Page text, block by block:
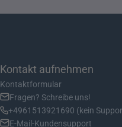
Kontakt aufnehmen
Kontaktformular
Fragen? Schreibe uns!
+4961513921690 (kein
E-Mail-Kundensupport